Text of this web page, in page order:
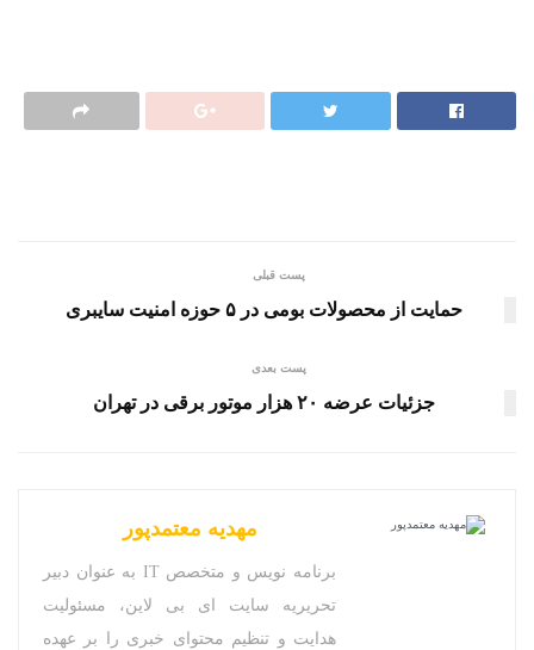
پست قبلی
حمایت از محصولات بومی در ۵ حوزه امنیت سایبری
پست بعدی
جزئیات عرضه ۲۰ هزار موتور برقی در تهران
مهدیه معتمدپور
برنامه نویس و متخصص IT به عنوان دبیر
تحریریه سایت ای بی لاین، مسئولیت
هدایت و تنظیم محتوای خبری را بر عهده